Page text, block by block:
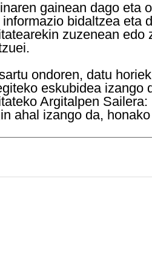
gainean dago eta
bidaltzea eta
zuzenean
ondoren, datu
eskubidea
Argitalpen
ahal izango da,